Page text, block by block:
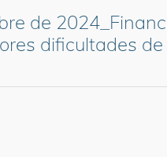
de
dificultades